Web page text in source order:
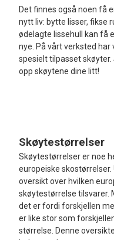
Det finnes også noen få
nytt liv: bytte lisser, fikse
ødelagte lissehull kan få
nye. På vårt verksted
spesielt tilpasset
opp skøytene dine litt!
Skøytestørrelser
Skøytestørrelser er noe
europeiske skostørrelser.
oversikt over hvilken
skøytestørrelse tilsvarer.
det er fordi forskjellen
er like stor som
størrelse. Denne